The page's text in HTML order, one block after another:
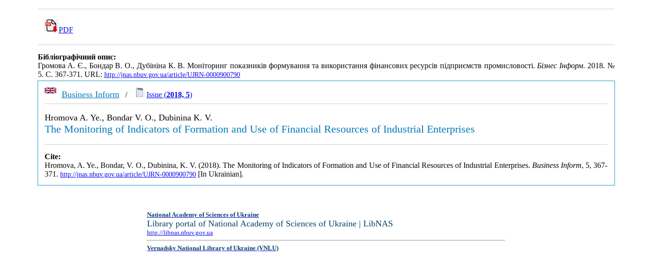
PDF
Бібліографічний опис:
Громова А. Є., Бондар В. О., Дубініна К. В. Моніторинг показників формування та використання фінансових ресурсів підприємств промисловості.Бізнес Інформ. 2018. №
5. С. 367-371. URL: http://jnas.nbuv.gov.ua/article/UJRN-0000900790
Business Inform / Issue (2018, 5)
Hromova A. Ye., Bondar V. O., Dubinina K. V.
The Monitoring of Indicators of Formation and Use of Financial Resources of Industrial Enterprises
Cite:
Hromova, A. Ye., Bondar, V. O., Dubinina, K. V. (2018). The Monitoring of Indicators of Formation and Use of Financial Resources of Industrial Enterprises. Business Inform, 5, 367-
371. http://jnas.nbuv.gov.ua/article/UJRN-0000900790[In Ukrainian].
National Academy of Sciences of Ukraine
Library portal of National Academy of Sciences of Ukraine | LibNAS
http://libnas.nbuv.gov.ua
Vernadsky National Library of Ukraine (VNLU)